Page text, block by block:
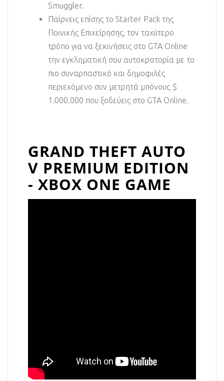
Smuggler.
Παίρνεις επίσης το Starter Pack της
Ποινικής Επιχείρησης, τον ταχύτερο
τρόπο για να ξεκινήσεις στο GTA Online
την εγκληματική σου αυτοκρατορία με το
πιο συναρπαστικό και δημοφιλές
περιεχόμενο συν μετρητά μπόνους $
1.000.000 που ξοδεύεις στο GTA Online.
GRAND THEFT AUTO
V PREMIUM EDITION
- XBOX ONE GAME